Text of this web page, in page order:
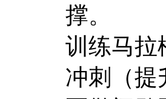
撑。
训练马拉
冲刺（提